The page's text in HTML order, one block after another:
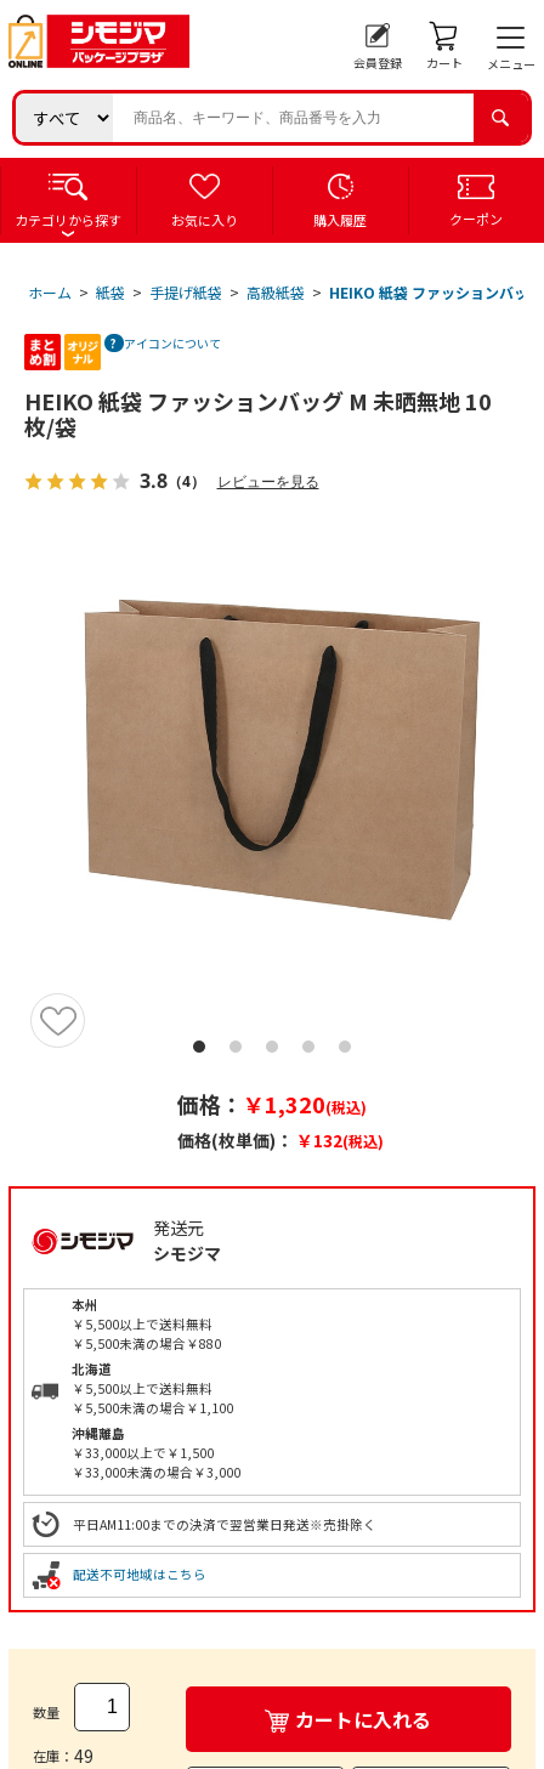
会員登録 カート メニュー
カテゴリから探す お気に入り 購入履歴 クーポン
ホーム > 紙袋 > 手提げ紙袋 > 高級紙袋 > HEIKO 紙袋 ファッションバッ
アイコンについて
HEIKO 紙袋 ファッションバッグ M 未晒無地 10
枚/袋
3.8（4） レビューを見る
価格： ￥1,320(税込)
価格(枚単価)： ￥132(税込)
発送元
シモジマ
本州
￥5,500以上で送料無料
￥5,500未満の場合￥880
北海道
￥5,500以上で送料無料
￥5,500未満の場合￥1,100
沖縄離島
￥33,000以上で￥1,500
￥33,000未満の場合￥3,000
平日AM11:00までの決済で翌営業日発送※売掛除く
配送不可地域はこちら
数量
在庫： 49
カートに入れる